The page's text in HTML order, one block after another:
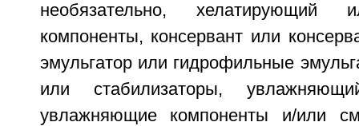
необязательно, хелатирующий
компоненты, консервант или
эмульгатор или гидрофильные
или стабилизаторы,
увлажняющие компоненты и/или